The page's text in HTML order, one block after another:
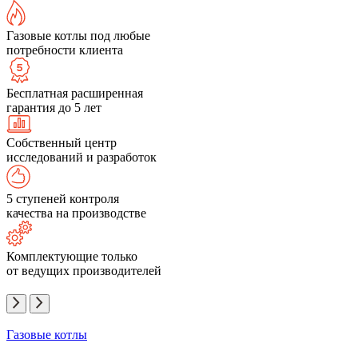
Газовые котлы под любые
потребности клиента
Бесплатная расширенная
гарантия до 5 лет
Собственный центр
исследований и разработок
5 ступеней контроля
качества на производстве
Комплектующие только
от ведущих производителей
Газовые котлы